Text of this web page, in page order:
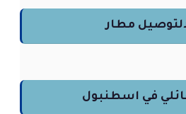
مطار
في اسطنبول